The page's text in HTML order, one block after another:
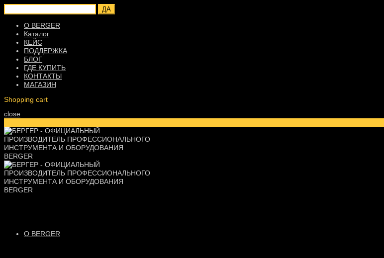
ДА
О BERGER
Каталог
КЕЙС
ПОДДЕРЖКА
БЛОГ
ГДЕ КУПИТЬ
КОНТАКТЫ
МАГАЗИН
Shopping cart
close
О BERGER